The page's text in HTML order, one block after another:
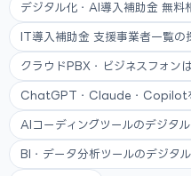
デジタル化・AI導入補助金 無料
IT導入補助金 支援事業者一覧の
クラウドPBX・ビジネスフォン
ChatGPT・Claude・Copilot
AIコーディングツールのデジタ
BI・データ分析ツールのデジタ